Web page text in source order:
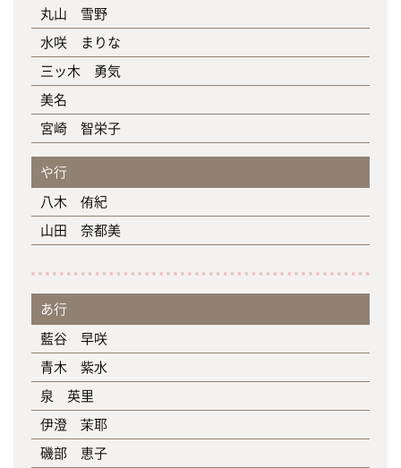
丸山 雪野
水咲 まりな
三ッ木 勇気
美名
宮崎 智栄子
や行
八木 侑紀
山田 奈都美
あ行
藍谷 早咲
青木 紫水
泉 英里
伊澄 茉耶
磯部 恵子